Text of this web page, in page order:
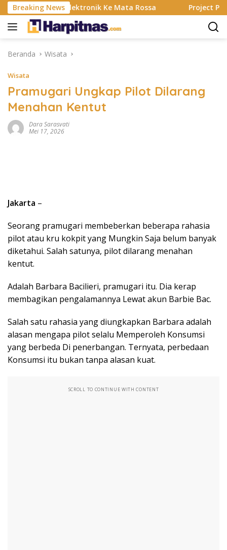
Langsung
ke
konten
Breaking News
Alat Elektronik Ke Mata Rossa Project Pop
Beranda Wisata
Wisata
Pramugari Ungkap Pilot Dilarang
Menahan Kentut
Dara Sarasvati
Mei 17, 2026
Jakarta –
Seorang pramugari membeberkan beberapa rahasia
pilot atau kru kokpit yang Mungkin Saja belum banyak
diketahui. Salah satunya, pilot dilarang menahan
kentut.
Adalah Barbara Bacilieri, pramugari itu. Dia kerap
membagikan pengalamannya Lewat akun Barbie Bac.
Salah satu rahasia yang diungkapkan Barbara adalah
alasan mengapa pilot selalu Memperoleh Konsumsi
yang berbeda Di penerbangan. Ternyata, perbedaan
Konsumsi itu bukan tanpa alasan kuat.
SCROLL TO CONTINUE WITH CONTENT